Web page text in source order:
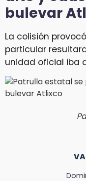
bulevar
La colisión
particular
unidad oficial iba